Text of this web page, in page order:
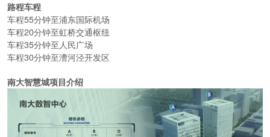
路程车程
车程55分钟至浦东国际机场
车程20分钟至虹桥交通枢纽
车程35分钟至人民广场
车程30分钟至漕河泾开发区
南大智慧城项目介绍